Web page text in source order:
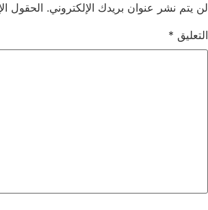
لن يتم نشر عنوان بريدك الإلكتروني. الحقول
التعليق *